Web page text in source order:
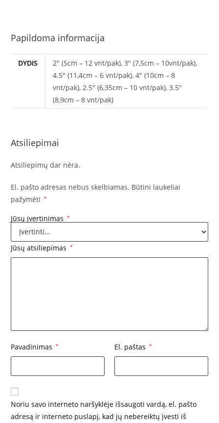
Papildoma informacija
DYDIS
2" (5cm – 12 vnt/pak), 3" (7,5cm – 10vnt/pak),
4.5" (11,4cm – 6 vnt/pak), 4" (10cm – 8
vnt/pak), 2.5" (6,35cm – 10 vnt/pak), 3.5"
(8,9cm – 8 vnt/pak)
Atsiliepimai
Atsiliepimų dar nėra.
El. pašto adresas nebus skelbiamas. Būtini laukeliai
pažymėti
*
Jūsų įvertinimas *
Jūsų atsiliepimas *
Pavadinimas * El. paštas *
Noriu savo interneto naršyklėje išsaugoti vardą, el. pašto
adresą ir interneto puslapį, kad jų nebereiktų įvesti iš